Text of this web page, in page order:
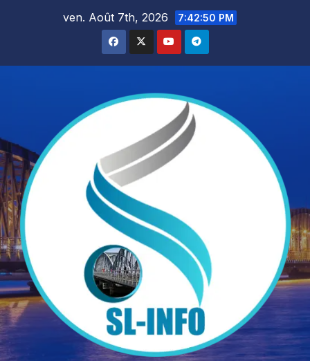
ven. Août 7th, 2026 7:42:51 PM